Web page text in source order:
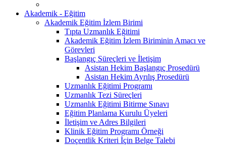
Akademik - Eğitim
Akademik Eğitim İzlem Birimi
Tıpta Uzmanlık Eğitimi
Akademik Eğitim İzlem Biriminin Amacı ve
Görevleri
Başlangıç Süreçleri ve İletişim
Asistan Hekim Başlangıç Prosedürü
Asistan Hekim Ayrılış Prosedürü
Uzmanlık Eğitimi Programı
Uzmanlık Tezi Süreçleri
Uzmanlık Eğitimi Bitirme Sınavı
Eğitim Planlama Kurulu Üyeleri
İletişim ve Adres Bilgileri
Klinik Eğitim Programı Örneği
Doçentlik Kriteri İçin Belge Talebi